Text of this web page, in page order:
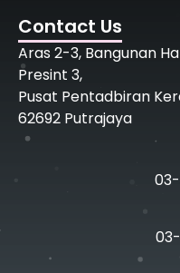
Contact Us
Aras 2-3, Bangunan
Presint 3,
Pusat Pentadbiran
62692 Putrajaya